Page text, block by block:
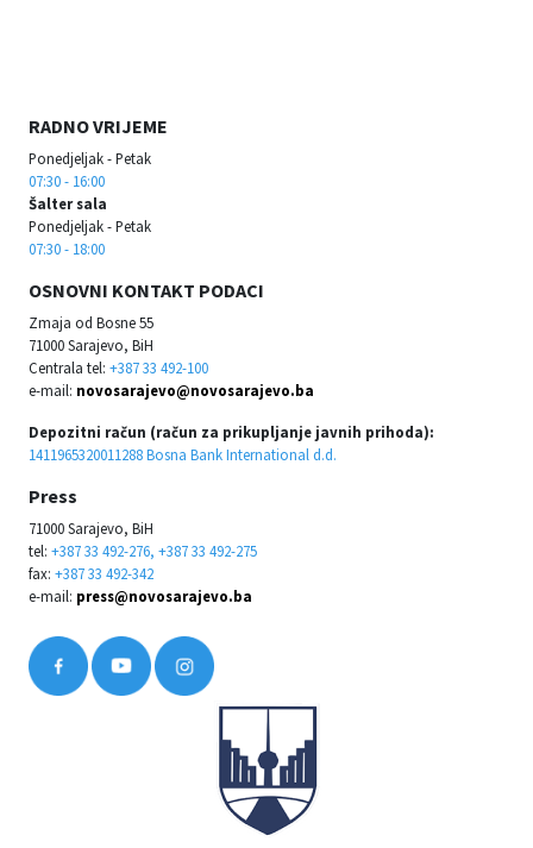
RADNO VRIJEME
Ponedjeljak - Petak
07:30 - 16:00
Šalter sala
Ponedjeljak - Petak
07:30 - 18:00
OSNOVNI KONTAKT PODACI
Zmaja od Bosne 55
71000 Sarajevo, BiH
Centrala tel: +387 33 492-100
e-mail: novosarajevo@novosarajevo.ba
Depozitni račun (račun za prikupljanje javnih prihoda):
1411965320011288 Bosna Bank International d.d.
Press
71000 Sarajevo, BiH
tel: +387 33 492-276, +387 33 492-275
fax: +387 33 492-342
e-mail: press@novosarajevo.ba